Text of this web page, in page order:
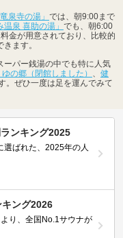
泉寺の湯」 では、朝9:00まで
温泉 喜助の湯」 でも、朝6:00
金が用意されており、比較的
ます。
ーパー銭湯の中でも特に人気
の郷（閉館しました） 、 健
。ぜひ一度は足を運んでみて
ンキング2025
選ばれた、2025年の人
ング2026
り、全国No.1サウナが